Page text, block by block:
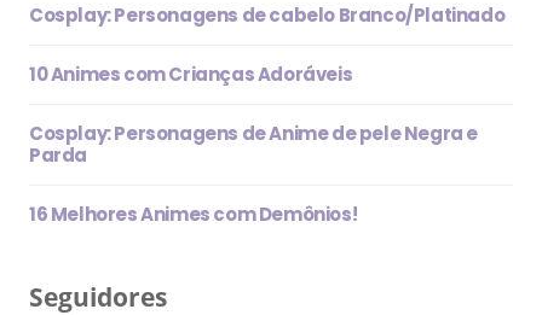
Cosplay: Personagens de cabelo Branco/Platinado
10 Animes com Crianças Adoráveis
Cosplay: Personagens de Anime de pele Negra e
Parda
16 Melhores Animes com Demônios!
Seguidores